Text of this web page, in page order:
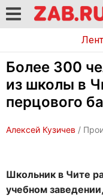
Более 300
из школы в
перцового
Алексей Кузичев /
Школьник в Чите
учебном